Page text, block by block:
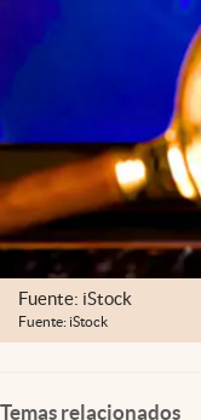
Fuente: iStock
Fuente: iStock
Temas relacionados